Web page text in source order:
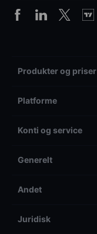
Produkter og priser
Platforme
Konti og service
Generelt
Andet
Juridisk